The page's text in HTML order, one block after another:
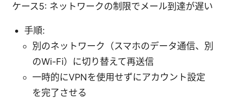
ケース5: ネットワークの制限でメール到達が遅い
手順:
別のネットワーク（スマホのデータ通信、別
のWi-Fi）に切り替えて再送信
一時的にVPNを使用せずにアカウント設定
を完了させる